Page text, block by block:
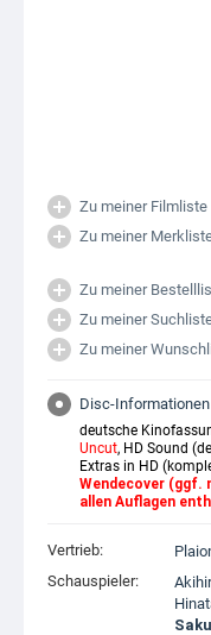
Zu meiner Filmliste
Zu meiner
Zu meiner
Zu meiner
Zu meiner
Disc-Informationen
deutsche
Uncut, HD Sound
Extras in HD
Wendecover (ggf.
allen Auflagen
Vertrieb:
Schauspieler: